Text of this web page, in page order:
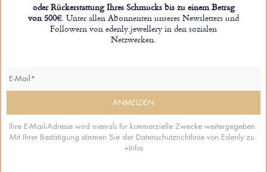
oder Rückerstattung Ihres Schmucks bis zu einem Betrag
von 500€. Unter allen Abonnenten unseres Newsletters und
Followern von edenly.jewellery in den sozialen
Netzwerken.
Ihre E-Mail-Adresse wird niemals für kommerzielle Zwecke weitergegeben.
Mit Ihrer Bestätigung stimmen Sie der Datenschutzrichtlinie von Edenly zu.
+Infos